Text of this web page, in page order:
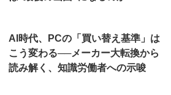
AI時代、PCの「買い替え基準」は
こう変わる──メーカー大転換から
読み解く、知識労働者への示唆